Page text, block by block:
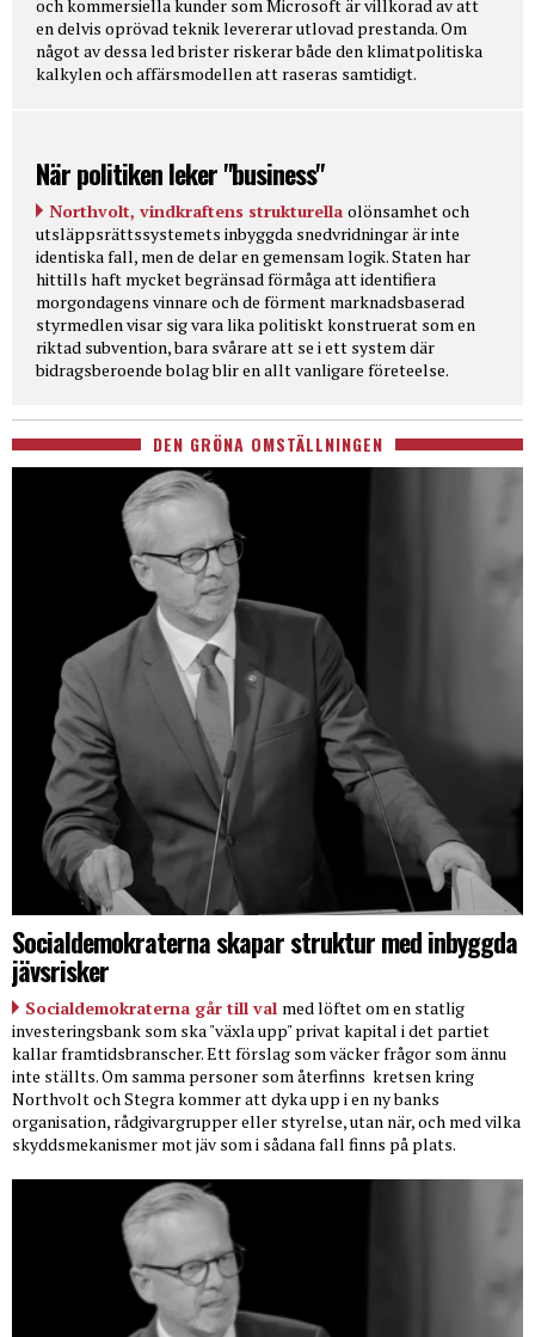
och kommersiella kunder som Microsoft är villkorad av att
en delvis oprövad teknik levererar utlovad prestanda. Om
något av dessa led brister riskerar både den klimatpolitiska
kalkylen och affärsmodellen att raseras samtidigt.
När politiken leker "business"
Northvolt, vindkraftens strukturella olönsamhet och
utsläppsrättssystemets inbyggda snedvridningar är inte
identiska fall, men de delar en gemensam logik. Staten har
hittills haft mycket begränsad förmåga att identifiera
morgondagens vinnare och de förment marknadsbaserad
styrmedlen visar sig vara lika politiskt konstruerat som en
riktad subvention, bara svårare att se i ett system där
bidragsberoende bolag blir en allt vanligare företeelse.
DEN GRÖNA OMSTÄLLNINGEN
Socialdemokraterna skapar struktur med inbyggda
jävsrisker
Socialdemokraterna går till val med löftet om en statlig
investeringsbank som ska "växla upp" privat kapital i det partiet
kallar framtidsbranscher. Ett förslag som väcker frågor som ännu
inte ställts. Om samma personer som återfinns kretsen kring
Northvolt och Stegra kommer att dyka upp i en ny banks
organisation, rådgivargrupper eller styrelse, utan när, och med vilka
skyddsmekanismer mot jäv som i sådana fall finns på plats.